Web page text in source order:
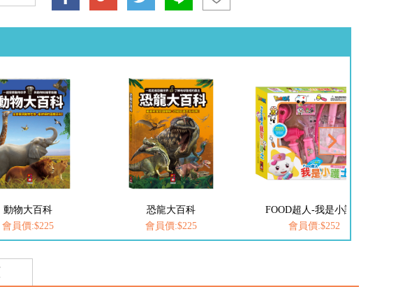
動物大百科
會員價:$225
恐龍大百科
會員價:$225
FOOD超人-我是小護士
會員價:$252